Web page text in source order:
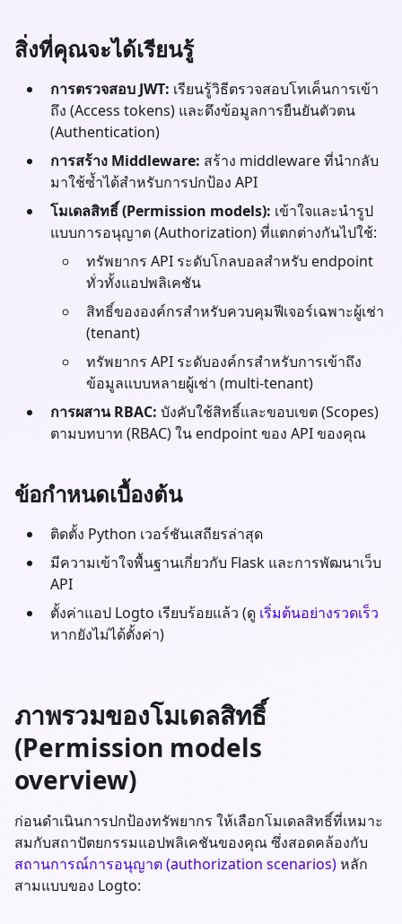
สิ่งที่คุณจะได้เรียนรู้
การตรวจสอบ JWT: เรียนรู้วิธีตรวจสอบโทเค็นการเข้า
ถึง (Access tokens) และดึงข้อมูลการยืนยันตัวตน
(Authentication)
การสร้าง Middleware: สร้าง middleware ที่นำกลับ
มาใช้ซ้ำได้สำหรับการปกป้อง API
โมเดลสิทธิ์ (Permission models): เข้าใจและนำรูป
แบบการอนุญาต (Authorization) ที่แตกต่างกันไปใช้:
ทรัพยากร API ระดับโกลบอลสำหรับ endpoint
ทั่วทั้งแอปพลิเคชัน
สิทธิ์ขององค์กรสำหรับควบคุมฟีเจอร์เฉพาะผู้เช่า
(tenant)
ทรัพยากร API ระดับองค์กรสำหรับการเข้าถึง
ข้อมูลแบบหลายผู้เช่า (multi-tenant)
การผสาน RBAC: บังคับใช้สิทธิ์และขอบเขต (Scopes)
ตามบทบาท (RBAC) ใน endpoint ของ API ของคุณ
ข้อกำหนดเบื้องต้น
ติดตั้ง Python เวอร์ชันเสถียรล่าสุด
มีความเข้าใจพื้นฐานเกี่ยวกับ Flask และการพัฒนาเว็บ
API
ตั้งค่าแอป Logto เรียบร้อยแล้ว (ดู เริ่มต้นอย่างรวดเร็ว
หากยังไม่ได้ตั้งค่า)
ภาพรวมของโมเดลสิทธิ์
(Permission models
overview)
ก่อนดำเนินการปกป้องทรัพยากร ให้เลือกโมเดลสิทธิ์ที่เหมาะ
สมกับสถาปัตยกรรมแอปพลิเคชันของคุณ ซึ่งสอดคล้องกับ
สถานการณ์การอนุญาต (authorization scenarios)หลัก
สามแบบของ Logto: